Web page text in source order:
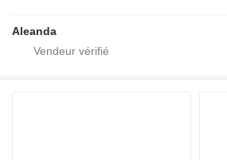
Aleanda